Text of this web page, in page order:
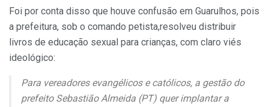
Foi por conta disso que houve confusão em Guarulhos, pois
a prefeitura, sob o comando petista,resolveu distribuir
livros de educação sexual para crianças, com claro viés
ideológico:
Para vereadores evangélicos e católicos, a gestão do
prefeito Sebastião Almeida (PT) quer implantar a